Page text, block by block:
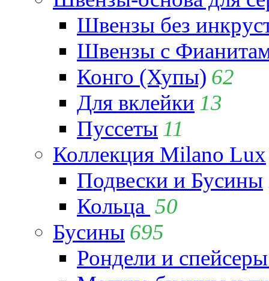
Швензы без
Швензы с
Конго (Хупы) 62
Для вклейки 13
Пуссеты 11
Коллекция Milano Lux
Подвески и Бусины
Кольца 50
Бусины 695
Рондели и